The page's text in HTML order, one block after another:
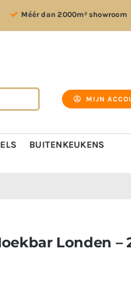
Méér dan 2000m² showroom
MIJN
BUITENKEUKENS
Londen –